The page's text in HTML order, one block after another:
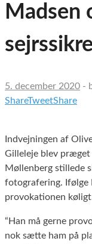
Madsen
5. december 2020 -
ShareTweetShare
Indvejningen af
Gilleleje blev
Møllenberg stillede
fotografering. Ifølge
provokationen
“Han må gerne
nok sætte ham på